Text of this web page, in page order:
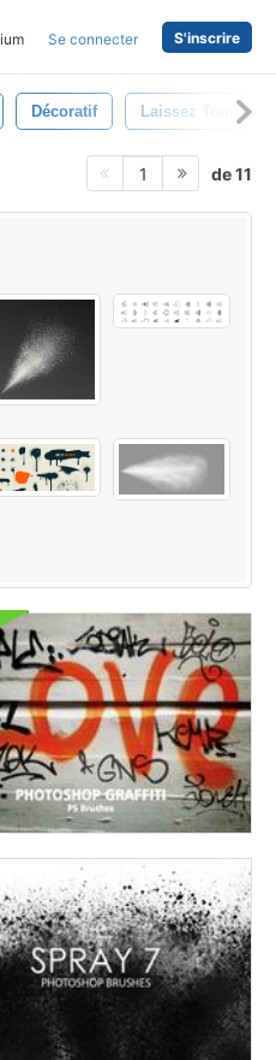
Se connecter S'inscrire
Décoratif Laissez Tomber
1 de 11